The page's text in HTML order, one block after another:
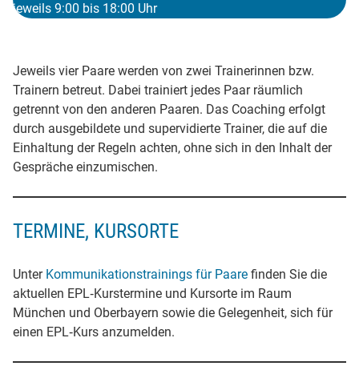
jeweils 9:00 bis 18:00 Uhr
Jeweils vier Paare werden von zwei Trainerinnen bzw.
Trainern betreut. Dabei trainiert jedes Paar räumlich
getrennt von den anderen Paaren. Das Coaching erfolgt
durch ausgebildete und supervidierte Trainer, die auf die
Einhaltung der Regeln achten, ohne sich in den Inhalt der
Gespräche einzumischen.
TERMINE, KURSORTE
Unter Kommunikationstrainings für Paare finden Sie die
aktuellen EPL‐Kurstermine und Kursorte im Raum
München und Oberbayern sowie die Gelegenheit, sich für
einen EPL‐Kurs anzumelden.